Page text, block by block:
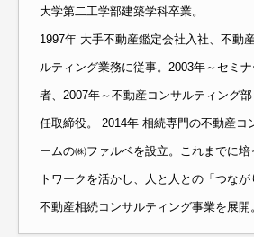
大学第二工学部建築学科卒業。
1997年 大手不動産鑑定会社入社、不動
ルティング業務に従事。2003年～セミ
者、2007年～不動産コンサルティング
任取締役。 2014年 相続専門の不動産コ
ームの㈱ファルベを設立。これまでに培
トワークを活かし、人と人との「つな
不動産相続コンサルティング事業を展開